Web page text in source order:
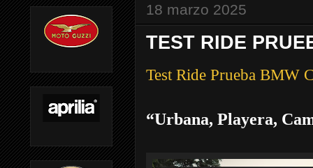
18 marzo 2025
TEST RIDE
Test Ride Prueba BMW
“Urbana, Playera,